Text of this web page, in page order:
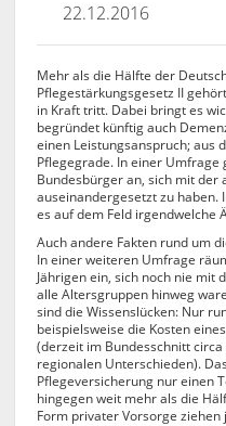
22.12.2016
Mehr als die Hälfte der
Pflegestärkungsgesetz II
in Kraft tritt. Dabei bringt es
begründet künftig auch
einen Leistungsanspruch; aus
Pflegegrade. In einer
Bundesbürger an, sich mit der
auseinandergesetzt zu haben.
es auf dem Feld irgendwelche
Auch andere Fakten rund um
In einer weiteren Umfrage
Jährigen ein, sich noch nie mit
alle Altersgruppen hinweg
sind die Wissenslücken: Nur
beispielsweise die Kosten
(derzeit im Bundesschnitt
regionalen Unterschieden).
Pflegeversicherung nur einen
hingegen weit mehr als die
Form privater Vorsorge